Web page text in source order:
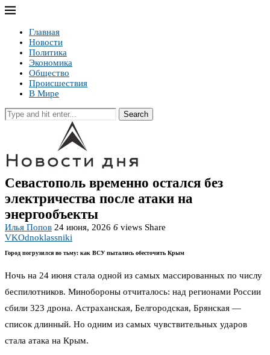
Главная
Новости
Политика
Экономика
Общество
Происшествия
В Мире
Search
Севастополь временно остался без
электричества после атаки на
энергообъекты
Илья Попов 24 июня, 2026 6 views Share
VKOdnoklassniki
Город погрузился во тьму: как ВСУ пытались обесточить Крым
Ночь на 24 июня стала одной из самых массированных по числу
беспилотников. Минобороны отчиталось: над регионами России
сбили 323 дрона. Астраханская, Белгородская, Брянская —
список длинный. Но одним из самых чувствительных ударов
стала атака на Крым.